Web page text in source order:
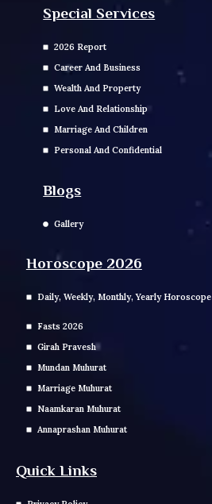
Special Services
2026 Report
Career And Business
Wealth And Property
Love And Relationship
Marriage And Children
Personal And Confidential
Blogs
Gallery
Horoscope 2026
Daily, Weekly, Monthly, Yearly Horoscope
Fasts 2026
Girah Pravesh
Mundan Muhurat
Marriage Muhurat
Naamkaran Muhurat
Annaprashan Muhurat
Quick Links